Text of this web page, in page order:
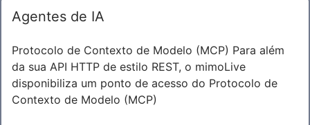
Agentes de IA
Protocolo de Contexto de Modelo (MCP) Para além
da sua API HTTP de estilo REST, o mimoLive
disponibiliza um ponto de acesso do Protocolo de
Contexto de Modelo (MCP)